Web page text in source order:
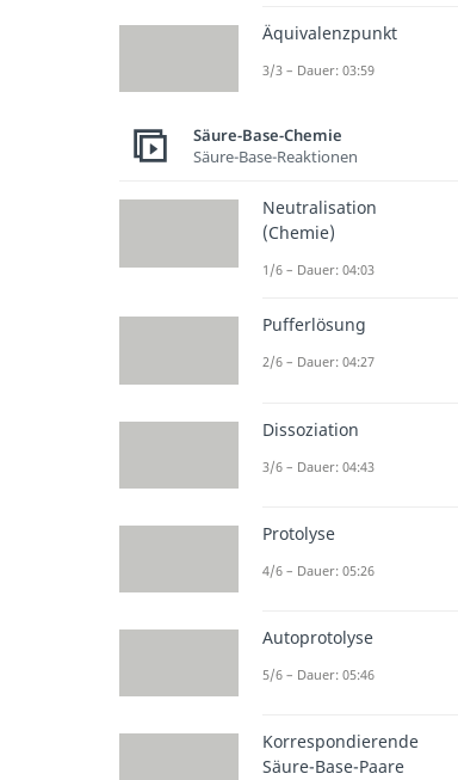
Äquivalenzpunkt
3/3 – Dauer: 03:59
Säure-Base-Chemie
Säure-Base-Reaktionen
Neutralisation
(Chemie)
1/6 – Dauer: 04:03
Pufferlösung
2/6 – Dauer: 04:27
Dissoziation
3/6 – Dauer: 04:43
Protolyse
4/6 – Dauer: 05:26
Autoprotolyse
5/6 – Dauer: 05:46
Korrespondierende
Säure-Base-Paare